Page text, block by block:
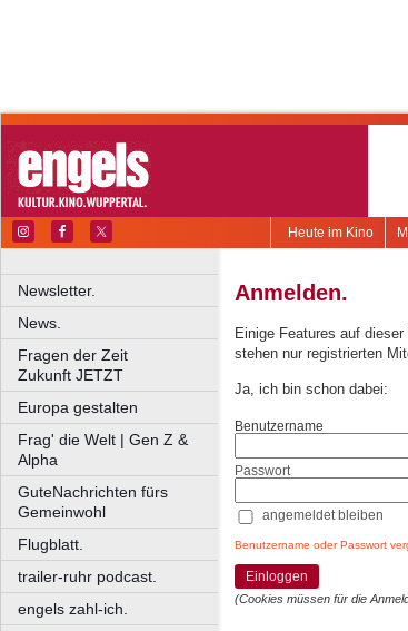
Heute im Kino
Newsletter.
News.
Fragen der Zeit
Zukunft JETZT
Europa gestalten
Frag' die Welt | Gen Z &
Alpha
GuteNachrichten fürs
Gemeinwohl
Flugblatt.
trailer-ruhr podcast.
engels zahl-ich.
Anmelden.
Einige Features auf
stehen nur registrierten
Ja, ich bin schon dabei:
Benutzername
Passwort
angemeldet bleiben
Benutzername oder Passwort
Einloggen
(Cookies müssen für die